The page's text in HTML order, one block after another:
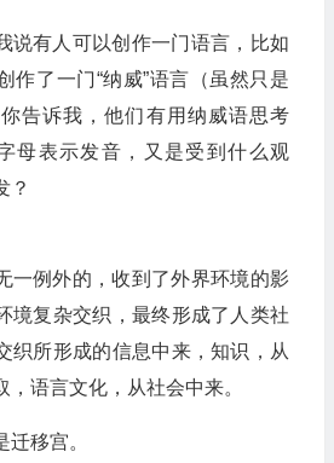
说有人可以创作一门语言，比如
作了一门“纳威”语言（虽然只是
告诉我，他们有用纳威语思考
母表示发音，又是受到什么观
？‍
一例外的，收到了外界环境的影
境复杂交织，最终形成了人类社
织所形成的信息中来，知识，从
语言文化，从社会中来。
移宫。